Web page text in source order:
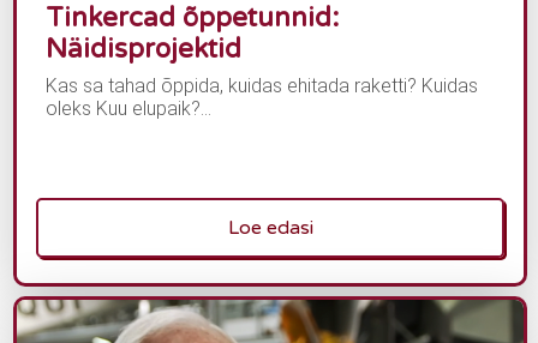
Tinkercad õppetunnid:
Näidisprojektid
Kas sa tahad õppida, kuidas ehitada raketti? Kuidas
oleks Kuu elupaik?...
Loe edasi